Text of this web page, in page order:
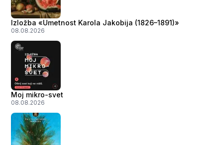
Izložba «Umetnost Karola Jakobija (1826–1891)»
08.08.2026
Moj mikro-svet
08.08.2026